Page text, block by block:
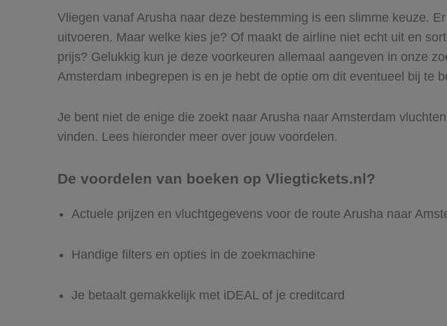
Vliegen vanaf Arusha naar deze bestemming is een slimme keuze.
uitvoeren. Maar welke kies je? Of maakt de airline niet echt uit en
prijs? Gelukkig kun je deze voorkeuren allemaal aangeven in onze
Amsterdam inbegrepen is en je hebt de optie om dit eventueel bij te
Je bent niet de enige die zoekt naar Arusha naar Amsterdam
vinden. Lees hieronder meer over jouw voordelen.
De voordelen van boeken op Vliegtickets.nl?
Actuele prijzen en vluchtgegevens voor de route Arusha naar
Handige filters en opties in de zoekmachine
Je betaalt gemakkelijk met iDEAL of je creditcard